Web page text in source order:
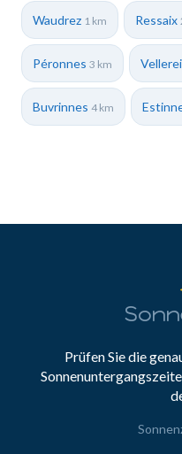
Waudrez 1 km Ressaix
Péronnes 3 km
Buvrinnes 4 km
Prüfen Sie die